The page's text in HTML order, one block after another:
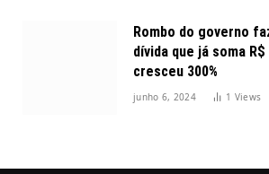
Rombo do governo
dívida que já soma
cresceu 300%
junho 6, 2024 1 Views